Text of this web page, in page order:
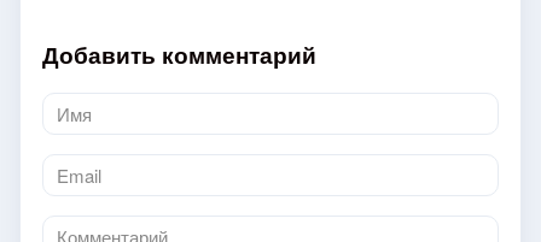
Добавить комментарий
Имя
*
Email
*
Комментарий